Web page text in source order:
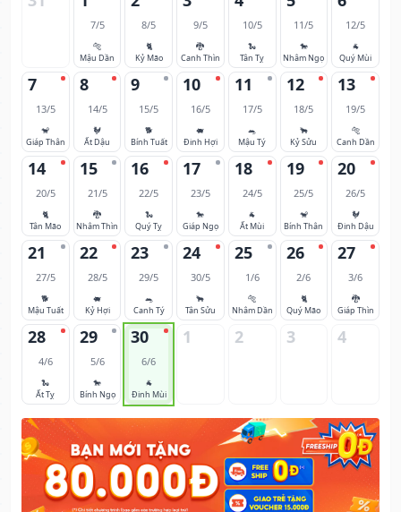
7/5
🐅
Mậu Dần
8/5
🐈
Kỷ Mão
9/5
🐉
Canh Thìn
10/5
🐍
Tân Tỵ
11/5
🐎
Nhâm Ngọ
12/5
🐐
Quý Mùi
7
13/5
🐒
Giáp Thân
8
14/5
🐓
Ất Dậu
9
15/5
🐕
Bính Tuất
10
16/5
🐖
Đinh Hợi
11
17/5
🐀
Mậu Tý
12
18/5
🐂
Kỷ Sửu
13
19/5
🐅
Canh Dần
14
20/5
🐈
Tân Mão
15
21/5
🐉
Nhâm Thìn
16
22/5
🐍
Quý Tỵ
17
23/5
🐎
Giáp Ngọ
18
24/5
🐐
Ất Mùi
19
25/5
🐒
Bính Thân
20
26/5
🐓
Đinh Dậu
21
27/5
🐕
Mậu Tuất
22
28/5
🐖
Kỷ Hợi
23
29/5
🐀
Canh Tý
24
30/5
🐂
Tân Sửu
25
1/6
🐅
Nhâm Dần
26
2/6
🐈
Quý Mão
27
3/6
🐉
Giáp Thìn
28
4/6
🐍
Ất Tỵ
29
5/6
🐎
Bính Ngọ
30
6/6
🐐
Đinh Mùi
1 2 3 4